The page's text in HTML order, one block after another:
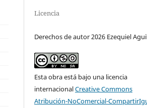
Licencia
Derechos de autor 2026 Ezequiel
Esta obra está bajo una licencia
internacionalCreative Commons
Atribución-NoComercial-